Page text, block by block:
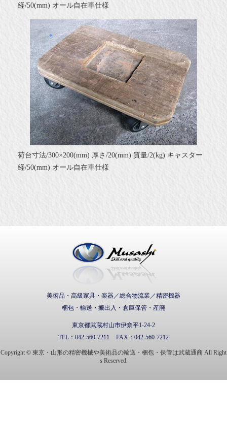
経/50(mm) オール自在車仕様
荷台寸法/300×200(mm) 厚さ/20(mm) 質量/2(kg) キャスター
経/50(mm) オール自在車仕様
美術品・高級家具・楽器／総合物流業／精密機器
梱包・輸送・搬出入・倉庫保管・産廃
東京都武蔵村山市伊奈平1-24-2
TEL： 042-560-7211 FAX： 042-560-7212
Copyright © 東京・山形の精密機械や美術品の輸送・梱包・保管は武蔵通商 All Right
s Reserved.